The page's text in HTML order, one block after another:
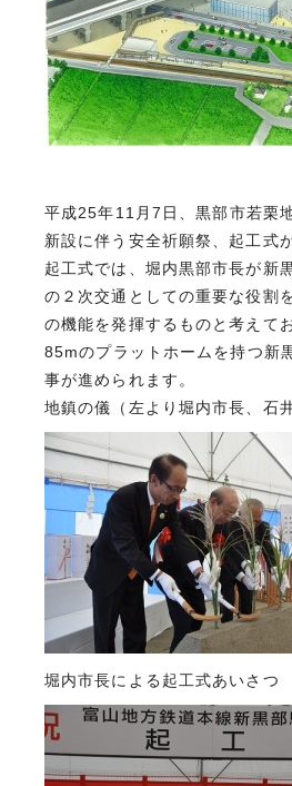
平成25年11月7日、黒部市若栗
新設に伴う安全祈願祭、起工式
起工式では、堀内黒部市長が新
の２次交通としての重要な役割
の機能を発揮するものと考えて
85mのプラットホームを持つ新
事が進められます。
地鎮の儀（左より堀内市長、石
堀内市長による起工式あいさつ